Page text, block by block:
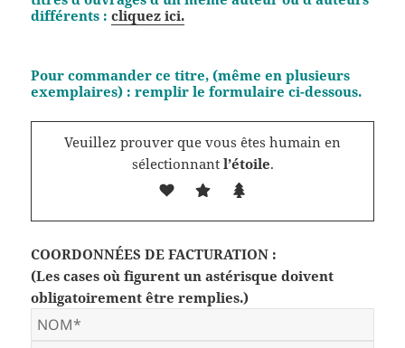
différents :cliquez ici.
Pour commander ce titre, (même en plusieurs
exemplaires) : remplir le formulaire ci-dessous.
Veuillez prouver que vous êtes humain en
sélectionnantl’étoile.
COORDONNÉES DE FACTURATION :
(Les cases où figurent un astérisque doivent
obligatoirement être remplies.)